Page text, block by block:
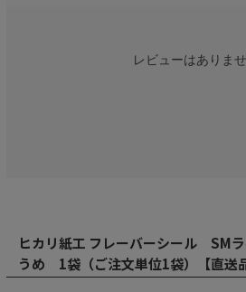
レビューはありませ
ヒカリ紙工 フレーバーシール SM
うめ 1袋（ご注文単位1袋）【直送